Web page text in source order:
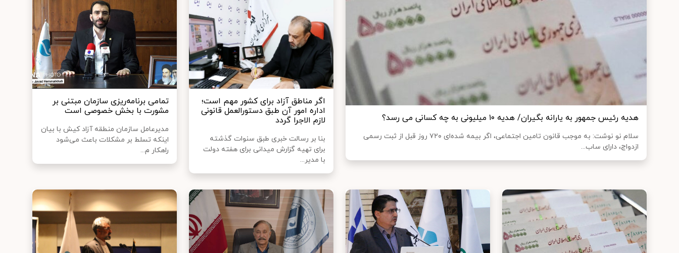
هدیه رئیس جمهور به یارانه بگیران/ هدیه ۱۰ میلیونی به چه کسانی می رسد؟
سلام نو نوشت: به موجب قانون تامین اجتماعی، اگر بیمه شده‌ای ۷۲۰ روز قبل از ثبت رسمی
ازدواج، دارای ساب...
اگر مناطق آزاد برای کشور مهم است؛
اداره امور آن طبق دستورالعمل قانونی
لازم الاجرا گردد
بنا بر رسالت خبری طبق سنوات گذشته
برای تهیه گزارش میدانی برای هفته دولت
با مدیر...
تمامی برنامه‌ریزی سازمان مبتنی بر
مشورت با بخش خصوصی است
مدیرعامل سازمان منطقه آزاد کیش با بیان
اینکه تسلط بر مشکلات باعث می‌شود
راهکار م...